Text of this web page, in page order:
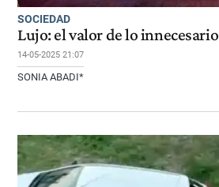
SOCIEDAD
Lujo: el valor de lo innecesario
14-05-2025 21:07
SONIA ABADI*